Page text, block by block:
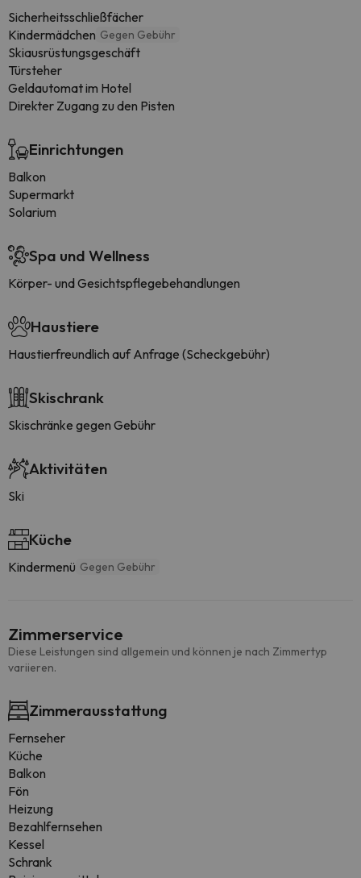
Sicherheitsschließfächer
Kindermädchen Gegen Gebühr
Skiausrüstungsgeschäft
Türsteher
Geldautomat im Hotel
Direkter Zugang zu den Pisten
Einrichtungen
Balkon
Supermarkt
Solarium
Spa und Wellness
Körper- und Gesichtspflegebehandlungen
Haustiere
Haustierfreundlich auf Anfrage (Scheckgebühr)
Skischrank
Skischränke gegen Gebühr
Aktivitäten
Ski
Küche
Kindermenü Gegen Gebühr
Zimmerservice
Diese Leistungen sind allgemein und können je nach Zimmertyp
variieren.
Zimmerausstattung
Fernseher
Küche
Balkon
Fön
Heizung
Bezahlfernsehen
Kessel
Schrank